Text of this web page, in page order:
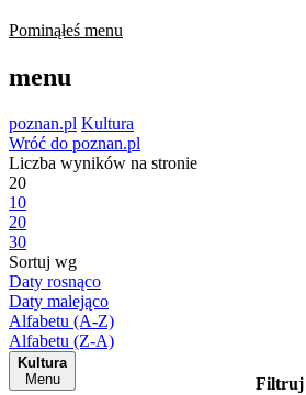
Pominąłeś menu
menu
poznan.pl Kultura
Wróć do poznan.pl
Liczba wyników na stronie
20
10
20
30
Sortuj wg
Daty rosnąco
Daty malejąco
Alfabetu (A-Z)
Alfabetu (Z-A)
Kultura
Menu
Filtruj